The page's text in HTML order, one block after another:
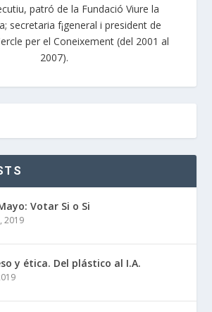
patró de la Fundació Viure la
secretaria f¡general i president de
per el Coneixement (del 2001 al
2007).
Votar Si o Si
2019
y ética. Del plástico al I.A.